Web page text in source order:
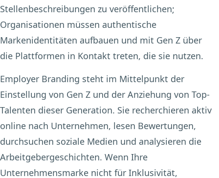
Stellenbeschreibungen zu veröffentlichen;
Organisationen müssen authentische
Markenidentitäten aufbauen und mit Gen Z über
die Plattformen in Kontakt treten, die sie nutzen.
Employer Branding steht im Mittelpunkt der
Einstellung von Gen Z und der Anziehung von Top-
Talenten dieser Generation. Sie recherchieren aktiv
online nach Unternehmen, lesen Bewertungen,
durchsuchen soziale Medien und analysieren die
Arbeitgebergeschichten. Wenn Ihre
Unternehmensmarke nicht für Inklusivität,